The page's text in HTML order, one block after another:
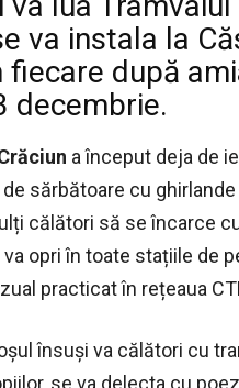
va instala la
fiecare după
decembrie.
a început deja de
sărbătoare cu
călători să se încarce
opri în toate stațiile de
practicat în rețeaua
însuși va călători cu
se va delecta cu